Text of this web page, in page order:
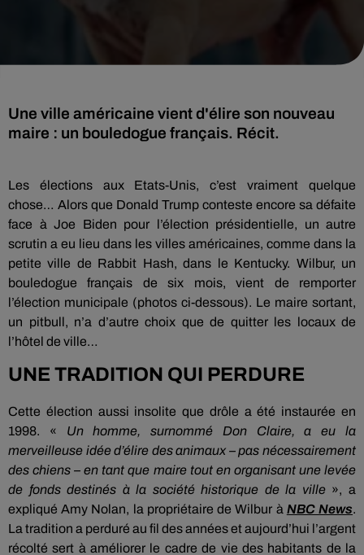
Une ville américaine vient d'élire son nouveau
maire : un bouledogue français. Récit.
Les élections aux Etats-Unis, c’est vraiment quelque
chose… Alors que Donald Trump conteste encore sa défaite
face à Joe Biden pour l’élection présidentielle, un autre
scrutin a eu lieu dans les villes américaines, comme dans la
petite ville de Rabbit Hash, dans le Kentucky. Wilbur, un
bouledogue français de six mois, vient de remporter
l’élection municipale (photos ci-dessous). Le maire sortant,
un pitbull, n’a d’autre choix que de quitter les locaux de
l’hôtel de ville…
UNE TRADITION QUI PERDURE
Cette élection aussi insolite que drôle a été instaurée en
1998. « Un homme, surnommé Don Claire, a eu la
merveilleuse idée d’élire des animaux – pas nécessairement
des chiens – en tant que maire tout en organisant une levée
de fonds destinés à la société historique de la ville», a
expliqué Amy Nolan, la propriétaire de Wilbur à NBC News.
La tradition a perduré au fil des années et aujourd’hui l’argent
récolté sert à améliorer le cadre de vie des habitants de la